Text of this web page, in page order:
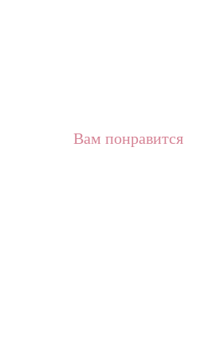
Вам понравится